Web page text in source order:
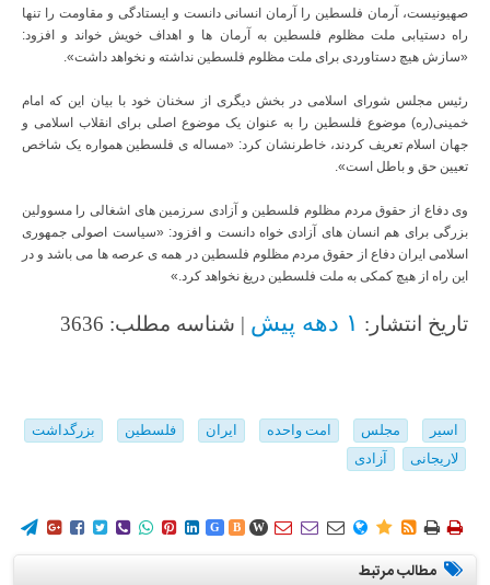
صهیونیست، آرمان فلسطین را آرمان انسانی دانست و ایستادگی و مقاومت را تنها
راه دستیابی ملت مظلوم فلسطین به آرمان ها و اهداف خویش خواند و افزود:
«سازش هیچ دستاوردی برای ملت مظلوم فلسطین نداشته و نخواهد داشت».
رئیس مجلس شورای اسلامی در بخش دیگری از سخنان خود با بیان این که امام
خمینی(ره) موضوع فلسطین را به عنوان یک موضوع اصلی برای انقلاب اسلامی و
جهان اسلام تعریف کردند، خاطرنشان کرد: «مساله ی فلسطین همواره یک شاخص
تعیین حق و باطل است».
وی دفاع از حقوق مردم مظلوم فلسطین و آزادی سرزمین های اشغالی را مسوولین
بزرگی برای هم انسان های آزادی خواه دانست و افزود: «سیاست اصولی جمهوری
اسلامی ایران دفاع از حقوق مردم مظلوم فلسطین در همه ی عرصه ها می باشد و در
این راه از هیچ کمکی به ملت فلسطین دریغ نخواهد کرد.»
تاریخ انتشار: ۱ دهه پیش | شناسه مطلب: 3636
اسیر مجلس امت واحده ایران فلسطین
بزرگداشت
لاریجانی
آزادی
        G B W        
مطالب مرتبط